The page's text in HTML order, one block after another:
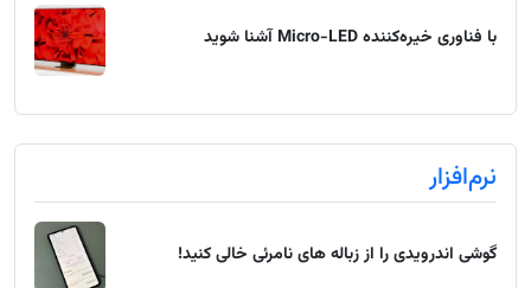
با فناوری خیره‌کننده Micro-LED آشنا شوید
نرم‌افزار
گوشی اندرویدی را از زباله های نامرئی خالی کنید!